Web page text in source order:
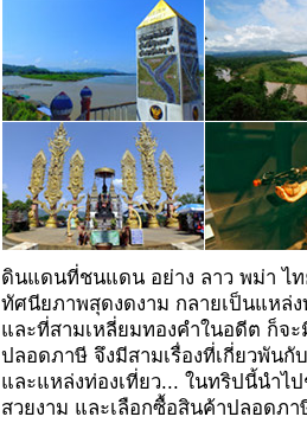
ดินแดนที่ชนแดน อย่าง ลาว พม่า ไท
ทัศนียภาพสุดงดงาม กลายเป็นแหล่
และที่สามเหลี่ยมทองคำในอดีต ก็จ
ปลอดภาษี จึงมีสามเรื่องที่เกี่ยวพัน
และแหล่งท่องเที่ยว... ในทริปนี้นำ
สวยงาม และเลือกซื้อสินค้าปลอดภ